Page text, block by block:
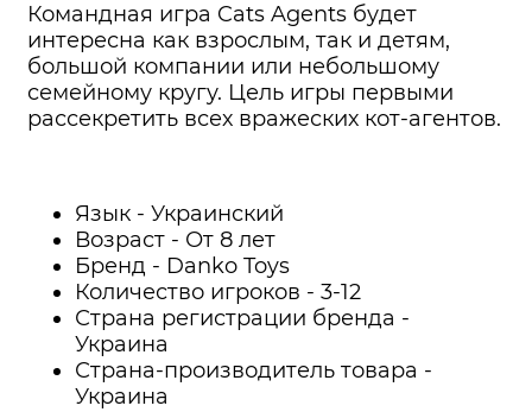
Командная игра Cats Agents будет
интересна как взрослым, так и детям,
большой компании или небольшому
семейному кругу. Цель игры первыми
рассекретить всех вражеских кот-агентов.
Язык - Украинский
Возраст - От 8 лет
Бренд - Danko Toys
Количество игроков - 3-12
Страна регистрации бренда -
Украина
Страна-производитель товара -
Украина